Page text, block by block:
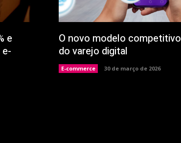
e
O novo modelo competitivo
do varejo digital
E-commerce 30 de março de 2026